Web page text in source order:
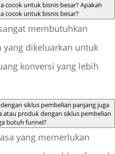
cocok untuk bisnis besar?Apakah
cocok untuk bisnis besar?
membutuhkan
dikeluarkan untuk
konversi yang lebih
siklus pembelian panjang juga
atau produk dengan siklus pembelian
butuh funnel?
yang memerlukan